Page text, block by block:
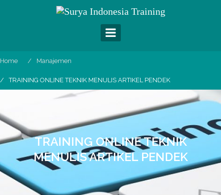
Home Manajemen
TRAINING ONLINE TEKNIK MENULIS ARTIKEL PENDEK
TRAINING ONLINE TEKNIK
MENULIS ARTIKEL PENDEK